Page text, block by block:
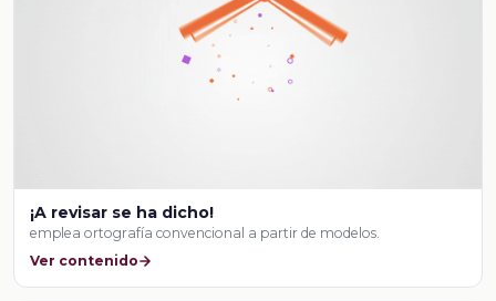
¡A revisar se ha dicho!
emplea ortografía convencional a partir de modelos.
Ver contenido